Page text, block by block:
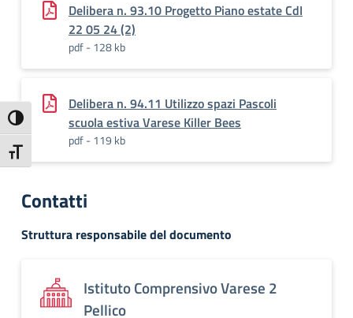
Attiva/disattiva alto contrasto
Attiva/disattiva dimensione testo
Delibera n. 93.10 Progetto Piano estate CdI
22 05 24 (2)
pdf - 128 kb
Delibera n. 94.11 Utilizzo spazi Pascoli
scuola estiva Varese Killer Bees
pdf - 119 kb
Contatti
Struttura responsabile del documento
Istituto Comprensivo Varese 2
Pellico